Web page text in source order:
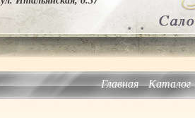
Главная Каталог